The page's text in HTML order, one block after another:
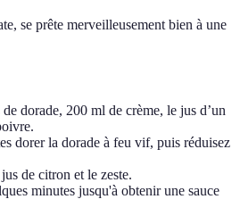
se prête merveilleusement bien à une
dorade, 200 ml de crème, le jus d’un
dorer la dorade à feu vif, puis réduisez
de citron et le zeste.
minutes jusqu'à obtenir une sauce